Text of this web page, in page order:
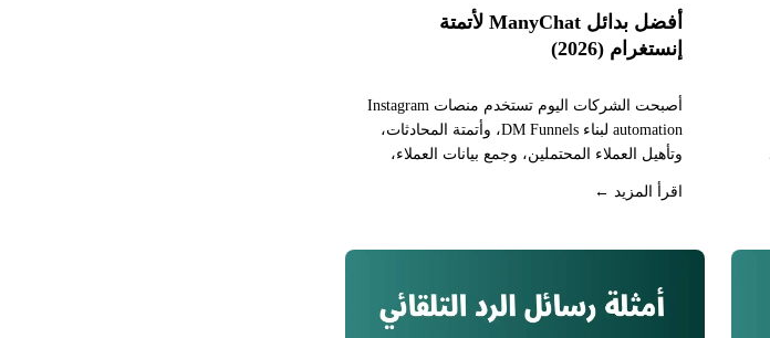
أفضل بدائل ManyChat لأتمتة
إنستغرام (2026)
أصبحت الشركات اليوم تستخدم منصات Instagram
automation لبناء DM Funnels، وأتمتة المحادثات،
وتأهيل العملاء المحتملين، وجمع بيانات العملاء،
اليدوي على كل رسالة.
اقرأ المزيد ←